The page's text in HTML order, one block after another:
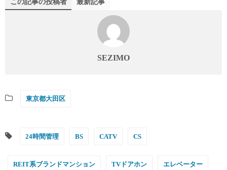
この記事の投稿者 最新記事
SEZIMO
東京都大田区
24時間管理 BS CATV CS
REIT系ブランドマンション TVドアホン エレベーター